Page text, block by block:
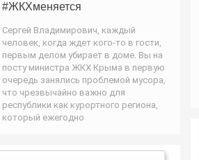
#ЖКХменяется
Сергей Владимирович, каждый
человек, когда ждет кого-то в гости,
первым делом убирает в доме. Вы на
посту министра ЖКХ Крыма в первую
очередь занялись проблемой мусора,
что чрезвычайно важно для
республики как курортного региона,
который ежегодно